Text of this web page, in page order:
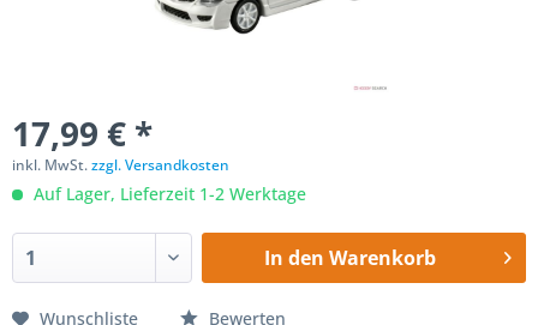
17,99 € *
inkl. MwSt.zzgl. Versandkosten
Auf Lager, Lieferzeit 1-2 Werktage
In den Warenkorb
Wunschliste Bewerten